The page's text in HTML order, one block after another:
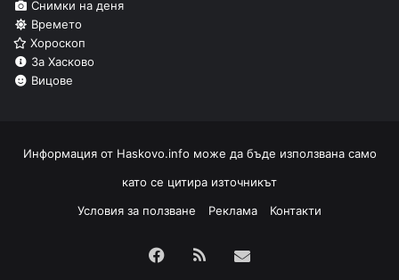
Снимки на деня
Времето
Хороскоп
За Хасково
Вицове
Информация от Haskovo.info може да бъде използвана само
като се цитира източникът
Условия за ползване
Реклама Контакти
Facebook
RSS